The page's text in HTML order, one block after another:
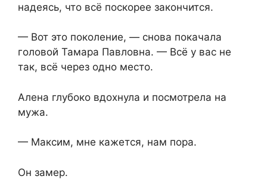
надеясь, что всё поскорее закончится.
— Вот это поколение, — снова покачала
головой Тамара Павловна. — Всё у вас не
так, всё через одно место.
Алена глубоко вдохнула и посмотрела на
мужа.
— Максим, мне кажется, нам пора.
Он замер.